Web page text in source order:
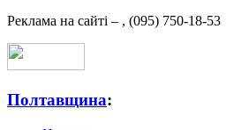
Реклама на сайті – , (095) 750-18-53
Полтавщина: